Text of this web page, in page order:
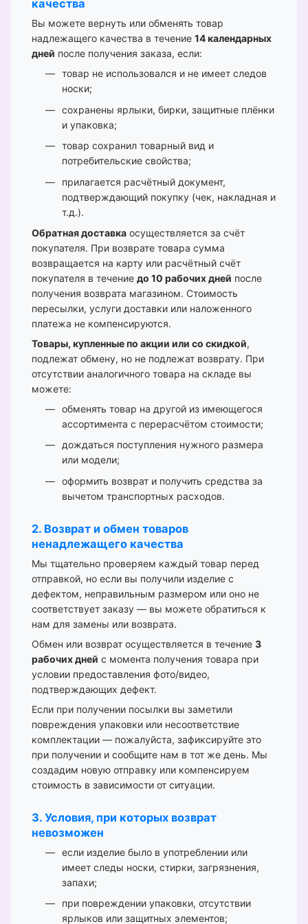
качества
Вы можете вернуть или обменять товар
надлежащего качества в течение 14 календарных
дней после получения заказа, если:
товар не использовался и не имеет следов
носки;
сохранены ярлыки, бирки, защитные плёнки
и упаковка;
товар сохранил товарный вид и
потребительские свойства;
прилагается расчётный документ,
подтверждающий покупку (чек, накладная и
т.д.).
Обратная доставка осуществляется за счёт
покупателя. При возврате товара сумма
возвращается на карту или расчётный счёт
покупателя в течение до 10 рабочих дней после
получения возврата магазином. Стоимость
пересылки, услуги доставки или наложенного
платежа не компенсируются.
Товары, купленные по акции или со скидкой,
подлежат обмену, но не подлежат возврату. При
отсутствии аналогичного товара на складе вы
можете:
обменять товар на другой из имеющегося
ассортимента с перерасчётом стоимости;
дождаться поступления нужного размера
или модели;
оформить возврат и получить средства за
вычетом транспортных расходов.
2. Возврат и обмен товаров
ненадлежащего качества
Мы тщательно проверяем каждый товар перед
отправкой, но если вы получили изделие с
дефектом, неправильным размером или оно не
соответствует заказу — вы можете обратиться к
нам для замены или возврата.
Обмен или возврат осуществляется в течение 3
рабочих дней с момента получения товара при
условии предоставления фото/видео,
подтверждающих дефект.
Если при получении посылки вы заметили
повреждения упаковки или несоответствие
комплектации — пожалуйста, зафиксируйте это
при получении и сообщите нам в тот же день. Мы
создадим новую отправку или компенсируем
стоимость в зависимости от ситуации.
3. Условия, при которых возврат
невозможен
если изделие было в употреблении или
имеет следы носки, стирки, загрязнения,
запахи;
при повреждении упаковки, отсутствии
ярлыков или защитных элементов;